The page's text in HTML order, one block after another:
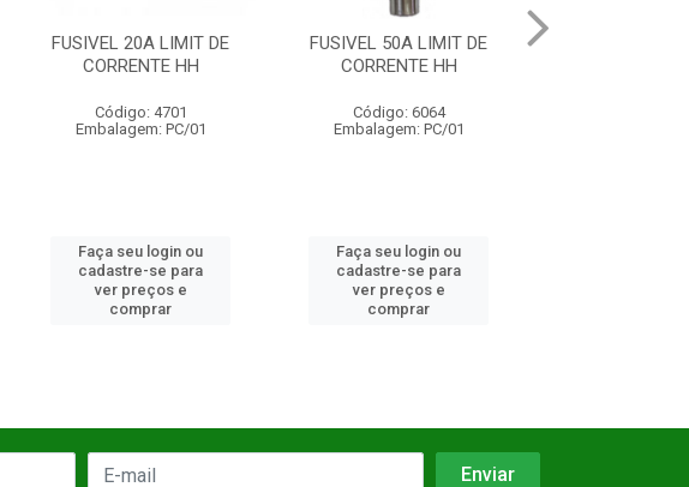
FUSIVEL 50A LIMIT DE
CORRENTE HH
Código: 6064
Embalagem: PC/01
Faça seu login ou
cadastre-se para
ver preços e
comprar
FUSIVEL 150A LIMIT DE
CORRENTE HH
Código: 16611
Embalagem: PC/01
Faça seu login ou
cadastre-se para
ver preços e
comprar